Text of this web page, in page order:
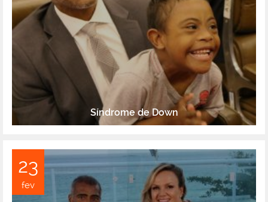
Síndrome de Down
23
fev